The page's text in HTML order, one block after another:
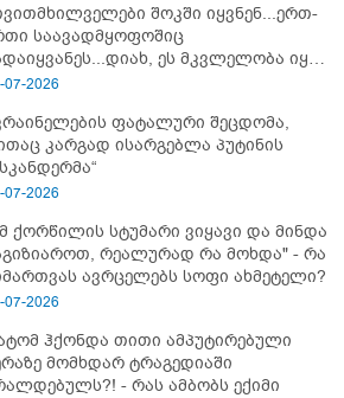
შოკში იყვნენ...ერთ-
საავადმყოფოშიც
ეს მკვლელობა იყო"
დატრიალებული ტრაგედიის
07-2026
ფატალური შეცდომა,
კარგად ისარგებლა პუტინის
07-2026
ქორწილის სტუმარი ვიყავი და მინდა
რეალურად რა მოხდა" - რა
ავრცელებს სოფი ახმეტელი?
07-2026
ჰქონდა თითი ამპუტირებული
მომხდარ ტრაგედიაში
- რას ამბობს ექიმი